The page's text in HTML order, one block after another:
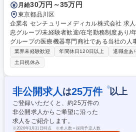
月給30万円～35万円
東京都品川区
企業名 センチュリーメディカル株式会社 求人名 【東京/人事・総務】伊藤
忠グループ/未経験者歓迎/在宅勤務制度あり/年休124日 仕事
グループの医療機器専門商社である当社の人
下の業務をご担当いただきます。 ■採用業務全般（新卒・中途・派遣）■
人材育成・研修の企画・運営 ■評価・表彰制
改善 ■社内コミュニケーション施策の企画・
※将来的には、人事総務グループ全体の以下
ます。 ■労務業務全般（給与計算、社会保険
等） ■総務業務全般（社有車管理、社宅管理、施設
【東京/人事・総務】伊藤忠グループ/未経験
124日
業界未経験歓迎 年間休日120日以上 退職金あ
土日祝休み
非公開求人 は25万件 ※以上
ご登録いただくと、約25万件の
非公開求人からご希望に沿った
求人をご紹介します。
※2026年3月31日時点 ※求人数＝採用予定人数